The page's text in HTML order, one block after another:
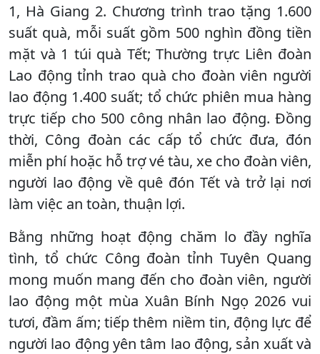
1, Hà Giang 2. Chương trình trao tặng 1.600
suất quà, mỗi suất gồm 500 nghìn đồng tiền
mặt và 1 túi quà Tết; Thường trực Liên đoàn
Lao động tỉnh trao quà cho đoàn viên người
lao động 1.400 suất; tổ chức phiên mua hàng
trực tiếp cho 500 công nhân lao động. Đồng
thời, Công đoàn các cấp tổ chức đưa, đón
miễn phí hoặc hỗ trợ vé tàu, xe cho đoàn viên,
người lao động về quê đón Tết và trở lại nơi
làm việc an toàn, thuận lợi.
Bằng những hoạt động chăm lo đầy nghĩa
tình, tổ chức Công đoàn tỉnh Tuyên Quang
mong muốn mang đến cho đoàn viên, người
lao động một mùa Xuân Bính Ngọ 2026 vui
tươi, đầm ấm; tiếp thêm niềm tin, động lực để
người lao động yên tâm lao động, sản xuất và